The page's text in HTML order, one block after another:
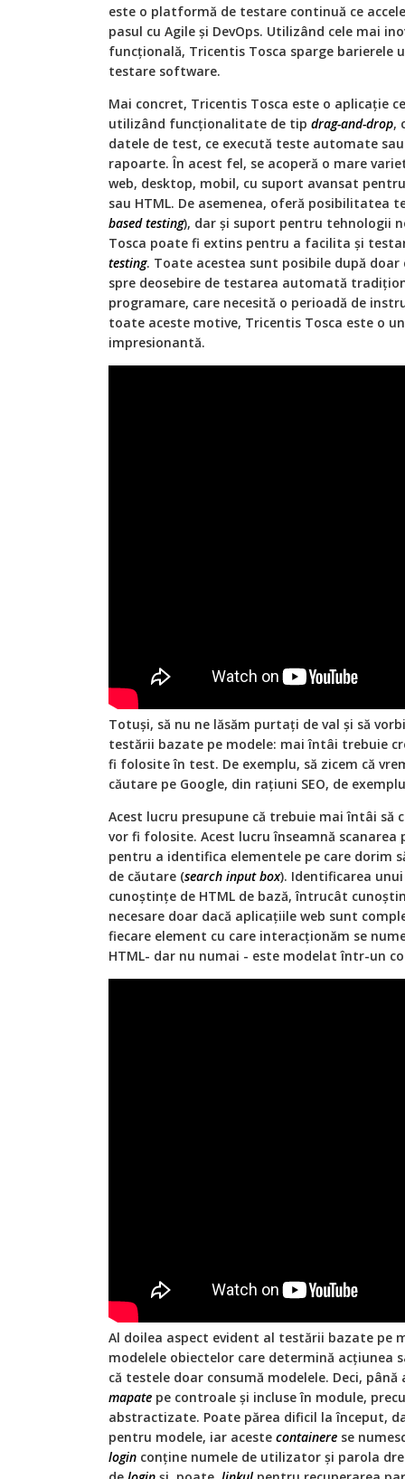
este o platformă de testare continuă ce
pasul cu Agile și DevOps. Utilizând cele mai
funcțională, Tricentis Tosca sparge barierele
testare software.
Mai concret, Tricentis Tosca este o aplicație
utilizând funcționalitate de tip drag-and-drop,
datele de test, ce execută teste automate
rapoarte. În acest fel, se acoperă o mare
web, desktop, mobil, cu suport avansat pentru
sau HTML. De asemenea, oferă posibilitatea
based testing), dar și suport pentru tehnologii
Tosca poate fi extins pentru a facilita și
testing. Toate acestea sunt posibile după
spre deosebire de testarea automată
programare, care necesită o perioadă de
toate aceste motive, Tricentis Tosca este o
impresionantă.
Totuși, să nu ne lăsăm purtați de val și să
testării bazate pe modele: mai întâi trebuie
fi folosite în test. De exemplu, să zicem că
căutare pe Google, din rațiuni SEO, de
Acest lucru presupune că trebuie mai întâi să
vor fi folosite. Acest lucru înseamnă
pentru a identifica elementele pe care dorim
de căutare (search input box). Identificarea
cunoștințe de HTML de bază, întrucât
necesare doar dacă aplicațiile web sunt
fiecare element cu care interacționăm se
HTML- dar nu numai - este modelat într-un
Al doilea aspect evident al testării bazate pe
modelele obiectelor care determină acțiunea
că testele doar consumă modelele. Deci,
mapate pe controale și incluse în module,
abstractizate. Poate părea dificil la început,
pentru modele, iar aceste containere se
login conține numele de utilizator și parola